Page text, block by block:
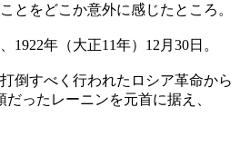
とをどこか意外に感じたところ。
1922年（大正11年）12月30日。
倒すべく行われたロシア革命から
ったレーニンを元首に据え、